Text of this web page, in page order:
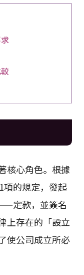
核心角色。根據
項的規定，發起
定款，並簽名
上存在的「設立
使公司成立所必